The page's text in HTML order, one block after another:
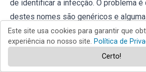
de identificar a infecção. O problema é
destes nomes são genéricos e
os mesmos nomes, embora as
sejam diferentes e as infecções em si
relacionadas. Portanto, usar o nome do
Este site usa cookies para garantir que
experiência no nosso site. Política de
Certo!